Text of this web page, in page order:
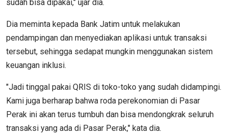
sudah bisa dipakai," ujar dia.
Dia meminta kepada Bank Jatim untuk melakukan
pendampingan dan menyediakan aplikasi untuk transaksi
tersebut, sehingga sedapat mungkin menggunakan sistem
keuangan inklusi.
"Jadi tinggal pakai QRIS di toko-toko yang sudah didampingi.
Kami juga berharap bahwa roda perekonomian di Pasar
Perak ini akan terus tumbuh dan bisa mendongkrak seluruh
transaksi yang ada di Pasar Perak," kata dia.